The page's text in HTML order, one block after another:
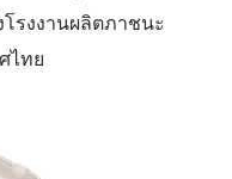
รงงานผลิตภาชนะ
ไทย